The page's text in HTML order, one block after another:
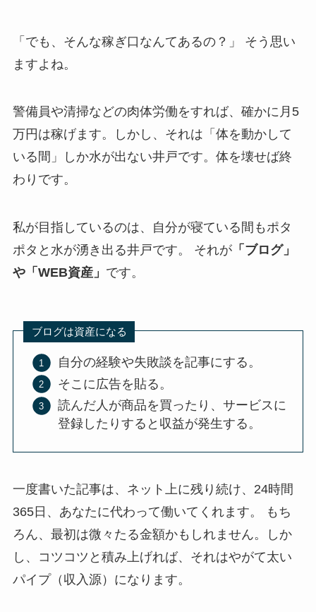
「でも、そんな稼ぎ口なんてあるの？」 そう思い
ますよね。
警備員や清掃などの肉体労働をすれば、確かに月5
万円は稼げます。しかし、それは「体を動かして
いる間」しか水が出ない井戸です。体を壊せば終
わりです。
私が目指しているのは、自分が寝ている間もポタ
ポタと水が湧き出る井戸です。 それが「ブログ」
や「WEB資産」 です。
ブログは資産になる
自分の経験や失敗談を記事にする。
そこに広告を貼る。
読んだ人が商品を買ったり、サービスに
登録したりすると収益が発生する。
一度書いた記事は、ネット上に残り続け、24時間
365日、あなたに代わって働いてくれます。 もち
ろん、最初は微々たる金額かもしれません。しか
し、コツコツと積み上げれば、それはやがて太い
パイプ（収入源）になります。